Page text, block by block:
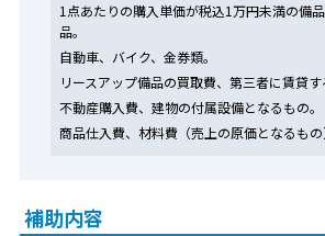
1点あたりの購入単価が税込1万円未満の備
品。
自動車、バイク、金券類。
リースアップ備品の買取費、第三者に賃貸す
不動産購入費、建物の付属設備となるもの。
商品仕入費、材料費（売上の原価となるもの
補助内容